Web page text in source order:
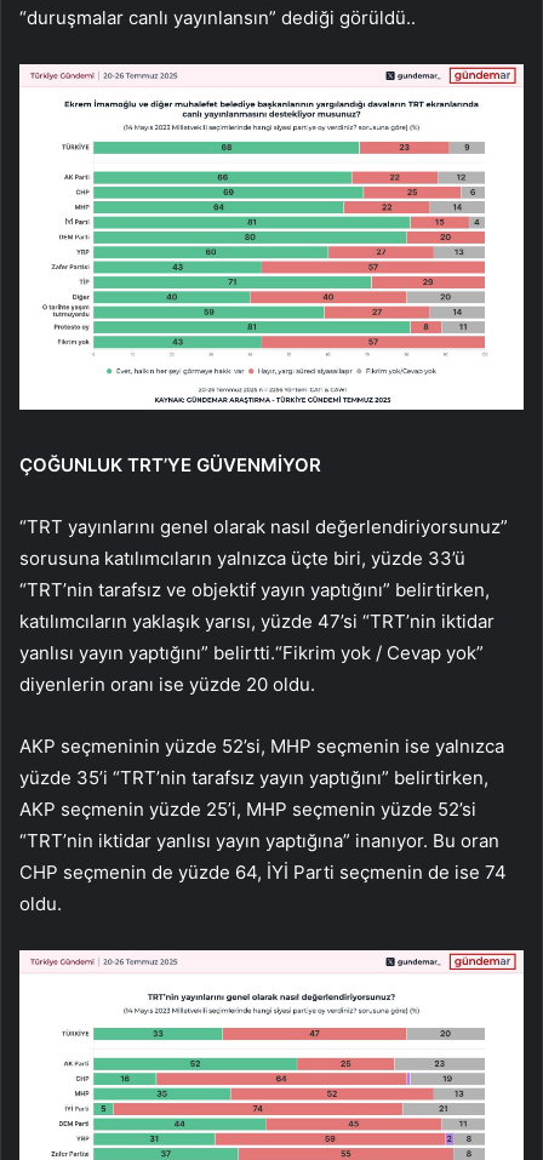
“duruşmalar canlı yayınlansın” dediği görüldü..
ÇOĞUNLUK TRT’YE GÜVENMİYOR
“TRT yayınlarını genel olarak nasıl değerlendiriyorsunuz”
sorusuna katılımcıların yalnızca üçte biri, yüzde 33’ü
“TRT’nin tarafsız ve objektif yayın yaptığını” belirtirken,
katılımcıların yaklaşık yarısı, yüzde 47’si “TRT’nin iktidar
yanlısı yayın yaptığını” belirtti.“Fikrim yok / Cevap yok”
diyenlerin oranı ise yüzde 20 oldu.
AKP seçmeninin yüzde 52’si, MHP seçmenin ise yalnızca
yüzde 35’i “TRT’nin tarafsız yayın yaptığını” belirtirken,
AKP seçmenin yüzde 25’i, MHP seçmenin yüzde 52’si
“TRT’nin iktidar yanlısı yayın yaptığına” inanıyor. Bu oran
CHP seçmenin de yüzde 64, İYİ Parti seçmenin de ise 74
oldu.